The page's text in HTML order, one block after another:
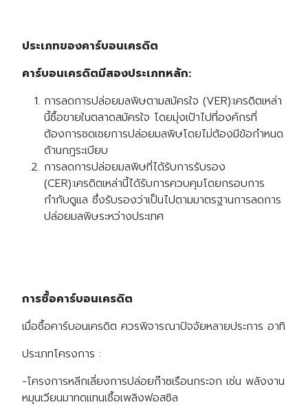
ประเภทของคาร์บอนเครดิต
คาร์บอนเครดิตมีสองประเภทหลัก:
การลดการปล่อยมลพิษตามสมัครใจ (VER):เครดิตเหล่า
นี้ซื้อขายในตลาดสมัครใจ โดยมุ่งเป้าไปที่องค์กรที่
ต้องการชดเชยการปล่อยมลพิษโดยไม่ต้องมีข้อกำหนด
ด้านกฎระเบียบ
การลดการปล่อยมลพิษที่ได้รับการรับรอง
(CER):เครดิตเหล่านี้ได้รับการควบคุมโดยกรอบการ
กำกับดูแล ซึ่งรับรองว่าเป็นไปตามมาตรฐานการลดการ
ปล่อยมลพิษระหว่างประเทศ
การซื้อคาร์บอนเครดิต
เมื่อซื้อคาร์บอนเครดิต ควรพิจารณาปัจจัยหลายประการ อาทิ
ประเภทโครงการ :
-โครงการหลีกเลี่ยงการปล่อยก๊าซเรือนกระจก เช่น พลังงาน
หมุนเวียนมาทดแทนเชื้อเพลิงฟอสซิล